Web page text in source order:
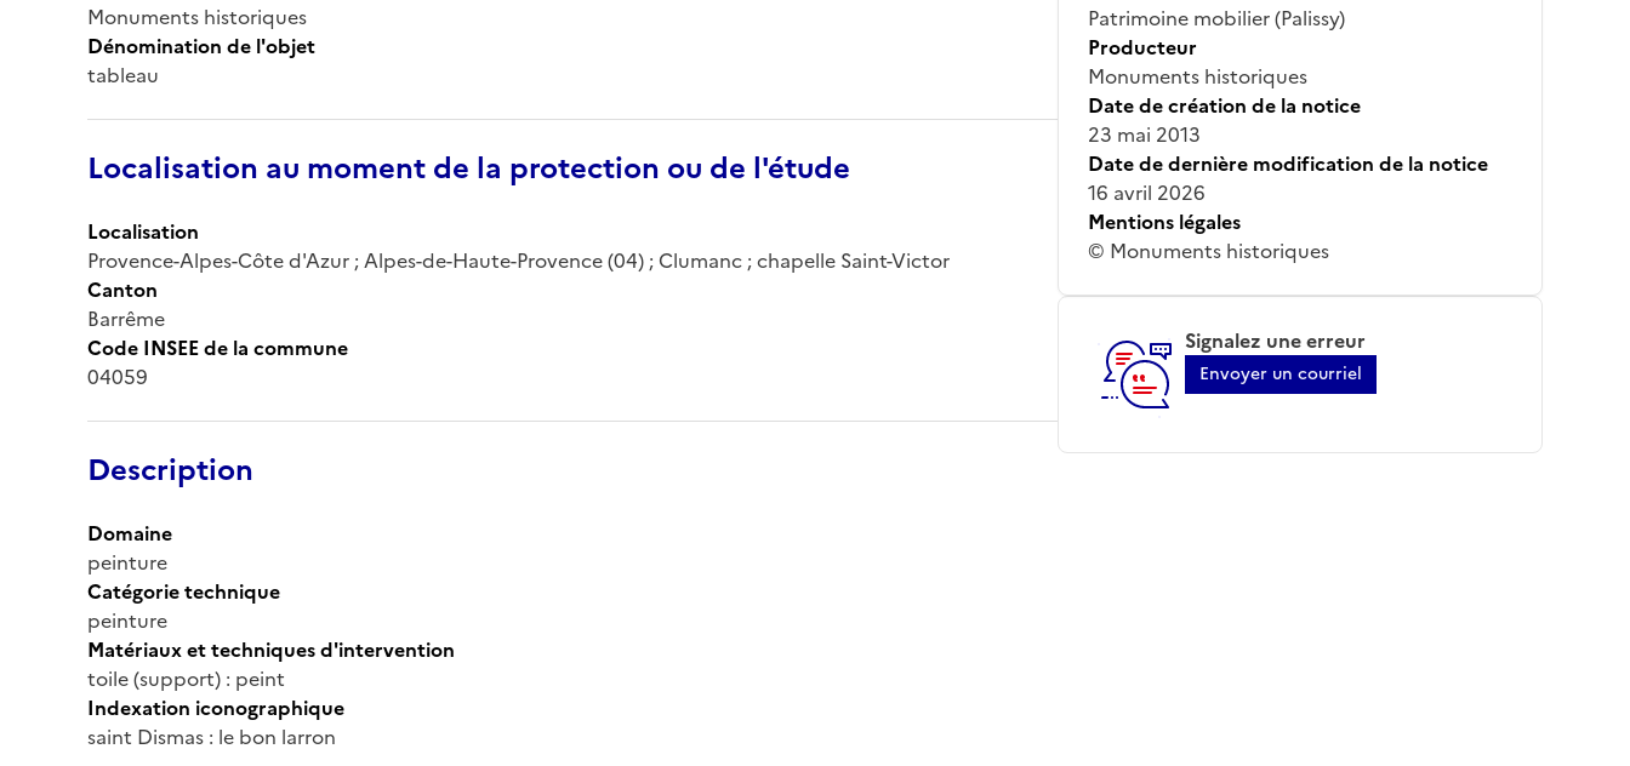
Monuments historiques
Dénomination de l'objet
tableau
Localisation au moment de la protection ou de l'étude
Localisation
Provence-Alpes-Côte d'Azur ; Alpes-de-Haute-Provence (04) ; Clumanc ; chapelle Saint-Victor
Canton
Barrême
Code INSEE de la commune
04059
Description
Domaine
peinture
Catégorie technique
peinture
Matériaux et techniques d'intervention
toile (support) : peint
Indexation iconographique
saint Dismas : le bon larron
Patrimoine mobilier (Palissy)
Producteur
Monuments historiques
Date de création de la notice
23 mai 2013
Date de dernière modification de la notice
16 avril 2026
Mentions légales
© Monuments historiques
Signalez une erreur
Envoyer un courriel